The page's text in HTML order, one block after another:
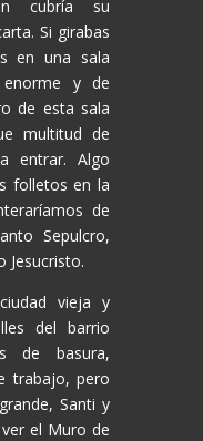
cubría su
Si girabas
en una sala
y de
de esta sala
multitud de
entrar. Algo
folletos en la
de
Sepulcro,
Jesucristo.
vieja y
del barrio
de basura,
trabajo, pero
Santi y
el Muro de